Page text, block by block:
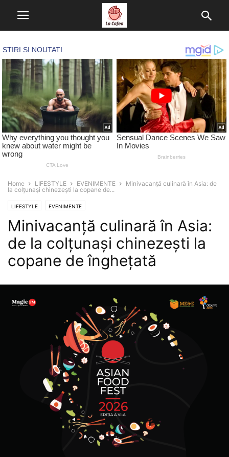
Home LIFESTYLE EVENIMENTE
Minivacanță culinară în Asia: de
la colțunași chinezești la copane de...
LIFESTYLE EVENIMENTE
Minivacanță culinară în Asia:
de la colțunași chinezești la
copane de înghețată